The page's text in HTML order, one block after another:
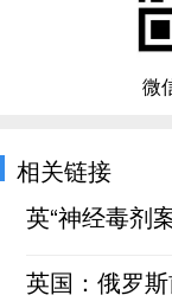
微
相关链接
英“神经毒剂
英国：俄罗